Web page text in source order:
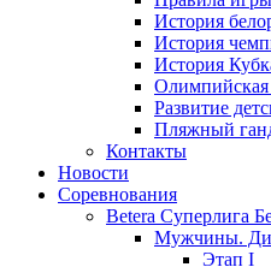
История
История
История
Олимпийская
Развитие
Пляжный
Контакты
Новости
Соревнования
Betera Суперлига
Мужчины.
Этап I